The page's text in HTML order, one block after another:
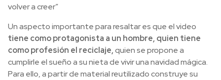
volver a creer”
Un aspecto importante para resaltar es que el video
tiene como protagonista a un hombre, quien tiene
como profesión el reciclaje,quien se propone a
cumplirle el sueño a su nieta de vivir una navidad mágica.
Para ello,a partir de material reutilizado construye su